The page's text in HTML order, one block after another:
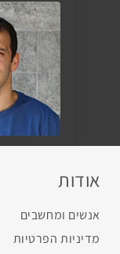
אודות
אנשים ומחשבים
מדיניות הפרטיות